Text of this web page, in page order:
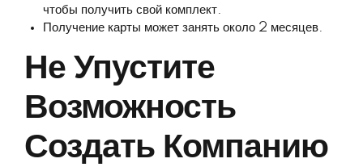
чтобы получить свой комплект.
Получение карты может занять около 2 месяцев.
Не Упустите
Возможность
Создать Компанию